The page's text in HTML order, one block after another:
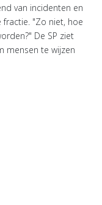
van incidenten en
fractie. "Zo niet, hoe
De SP ziet
mensen te wijzen